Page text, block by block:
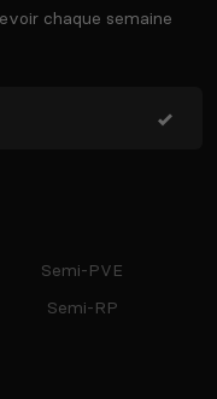
chaque semaine
Semi-PVE
Semi-RP